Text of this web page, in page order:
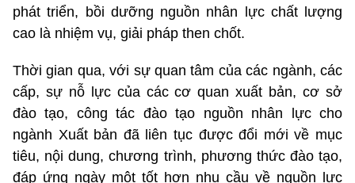
phát triển, bồi dưỡng nguồn nhân lực chất lượng
cao là nhiệm vụ, giải pháp then chốt.
Thời gian qua, với sự quan tâm của các ngành, các
cấp, sự nỗ lực của các cơ quan xuất bản, cơ sở
đào tạo, công tác đào tạo nguồn nhân lực cho
ngành Xuất bản đã liên tục được đổi mới về mục
tiêu, nội dung, chương trình, phương thức đào tạo,
đáp ứng ngày một tốt hơn nhu cầu về nguồn lực